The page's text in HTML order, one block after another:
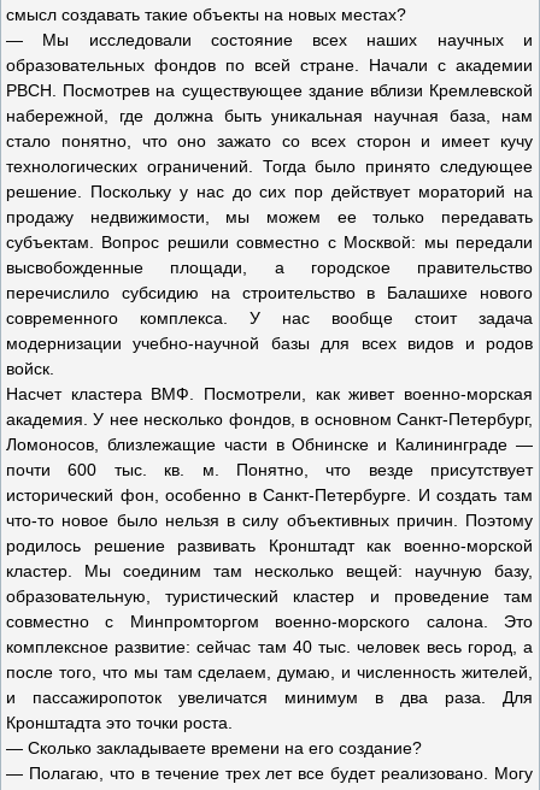
смысл создавать такие объекты на новых местах?
— Мы исследовали состояние всех наших научных и
образовательных фондов по всей стране. Начали с академии
РВСН. Посмотрев на существующее здание вблизи Кремлевской
набережной, где должна быть уникальная научная база, нам
стало понятно, что оно зажато со всех сторон и имеет кучу
технологических ограничений. Тогда было принято следующее
решение. Поскольку у нас до сих пор действует мораторий на
продажу недвижимости, мы можем ее только передавать
субъектам. Вопрос решили совместно с Москвой: мы передали
высвобожденные площади, а городское правительство
перечислило субсидию на строительство в Балашихе нового
современного комплекса. У нас вообще стоит задача
модернизации учебно-научной базы для всех видов и родов
войск.
Насчет кластера ВМФ. Посмотрели, как живет военно-морская
академия. У нее несколько фондов, в основном Санкт-Петербург,
Ломоносов, близлежащие части в Обнинске и Калининграде —
почти 600 тыс. кв. м. Понятно, что везде присутствует
исторический фон, особенно в Санкт-Петербурге. И создать там
что-то новое было нельзя в силу объективных причин. Поэтому
родилось решение развивать Кронштадт как военно-морской
кластер. Мы соединим там несколько вещей: научную базу,
образовательную, туристический кластер и проведение там
совместно с Минпромторгом военно-морского салона. Это
комплексное развитие: сейчас там 40 тыс. человек весь город, а
после того, что мы там сделаем, думаю, и численность жителей,
и пассажиропоток увеличатся минимум в два раза. Для
Кронштадта это точки роста.
— Сколько закладываете времени на его создание?
— Полагаю, что в течение трех лет все будет реализовано. Могу